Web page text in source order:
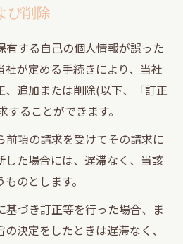
び削除
有する自己の個人情報が誤った
が定める手続きにより、当社
、追加または削除(以下、「訂正
ることができます。
前項の請求を受けてその請求に
た場合には、遅滞なく、当該
のとします。
基づき訂正等を行った場合、ま
決定をしたときは遅滞なく、